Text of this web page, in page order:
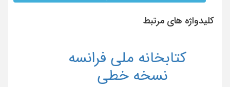
کلیدواژه های مرتبط
نسخه خطی
کتابخانه ملی فرانسه